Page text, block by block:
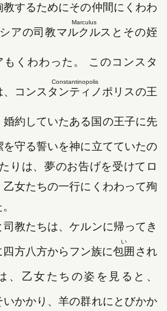
するためにその仲間にくわわ
アの司教マルクルス
Marculus
とその姪
もくわわった。 このコンスタ
コンスタンティノポリス
Constantinopolis
の王
婚約していたある国の王子に先
守る誓いを神に立てていたの
りは、夢のお告げを受けてロ
女たちの一行にくわわって殉
教たちは、ケルンに帰ってき
方八方からフン族に包囲
い
され
、乙女たちの姿を見ると、
いかかり、羊の群れにとびかか